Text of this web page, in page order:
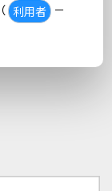
利用者 －